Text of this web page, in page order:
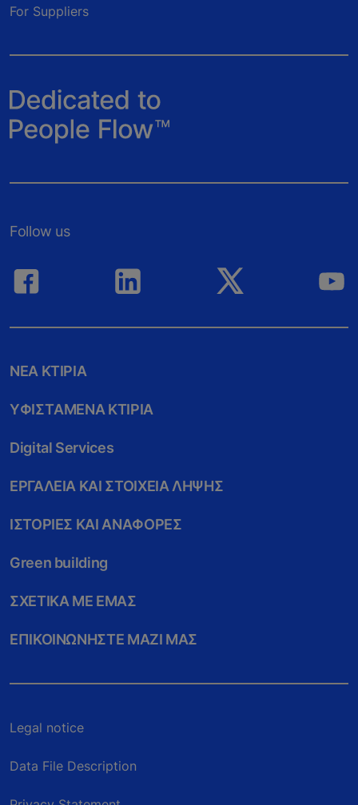
For Suppliers
Follow us
ΝEΑ ΚΤIΡΙΑ
ΥΦΙΣΤAΜΕΝΑ ΚΤIΡΙΑ
Digital Services
ΕΡΓΑΛΕIΑ ΚΑΙ ΣΤΟΙΧΕIΑ ΛHΨΗΣ
ΙΣΤΟΡIΕΣ ΚΑΙ ΑΝΑΦΟΡEΣ
Green building
ΣΧΕΤΙΚA ΜΕ ΕΜAΣ
ΕΠΙΚΟΙΝΩΝHΣΤΕ ΜΑΖI ΜΑΣ
Legal notice
Data File Description